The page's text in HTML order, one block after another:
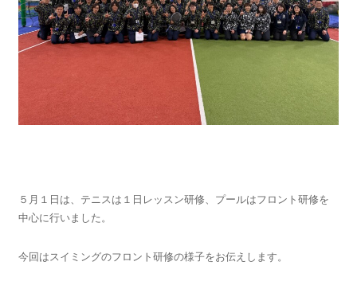
５月１日は、テニスは１日レッスン研修、プールはフロント研修を
中心に行いました。
今回はスイミングのフロント研修の様子をお伝えします。